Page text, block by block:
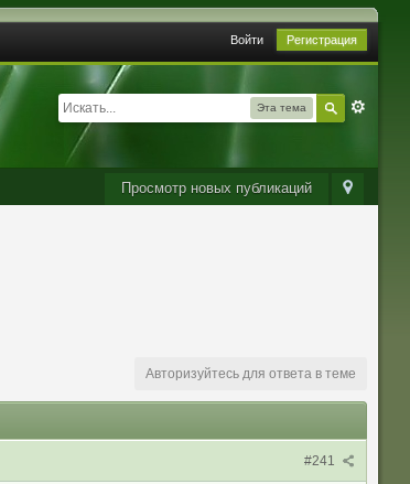
Войти Регистрация
Эта тема
Просмотр новых публикаций
Авторизуйтесь для ответа в теме
#241